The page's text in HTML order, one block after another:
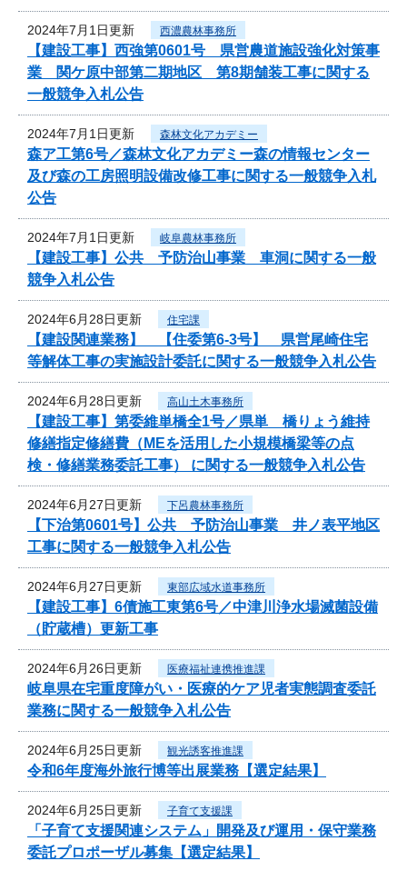
2024年7月1日更新 西濃農林事務所
【建設工事】西強第0601号 県営農道施設強化対策事
業 関ケ原中部第二期地区 第8期舗装工事に関する
一般競争入札公告
2024年7月1日更新 森林文化アカデミー
森ア工第6号／森林文化アカデミー森の情報センター
及び森の工房照明設備改修工事に関する一般競争入札
公告
2024年7月1日更新 岐阜農林事務所
【建設工事】公共 予防治山事業 車洞に関する一般
競争入札公告
2024年6月28日更新 住宅課
【建設関連業務】 【住委第6-3号】 県営尾崎住宅
等解体工事の実施設計委託に関する一般競争入札公告
2024年6月28日更新 高山土木事務所
【建設工事】第委維単橋全1号／県単 橋りょう維持
修繕指定修繕費（MEを活用した小規模橋梁等の点
検・修繕業務委託工事） に関する一般競争入札公告
2024年6月27日更新 下呂農林事務所
【下治第0601号】公共 予防治山事業 井ノ表平地区
工事に関する一般競争入札公告
2024年6月27日更新 東部広域水道事務所
【建設工事】6債施工東第6号／中津川浄水場滅菌設備
（貯蔵槽）更新工事
2024年6月26日更新 医療福祉連携推進課
岐阜県在宅重度障がい・医療的ケア児者実態調査委託
業務に関する一般競争入札公告
2024年6月25日更新 観光誘客推進課
令和6年度海外旅行博等出展業務【選定結果】
2024年6月25日更新 子育て支援課
「子育て支援関連システム」開発及び運用・保守業務
委託プロポーザル募集【選定結果】